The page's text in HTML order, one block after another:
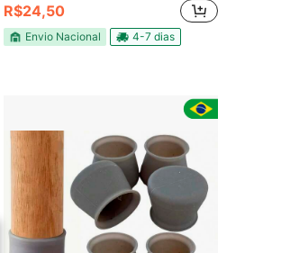
R$24,50
Envio Nacional 4-7 dias